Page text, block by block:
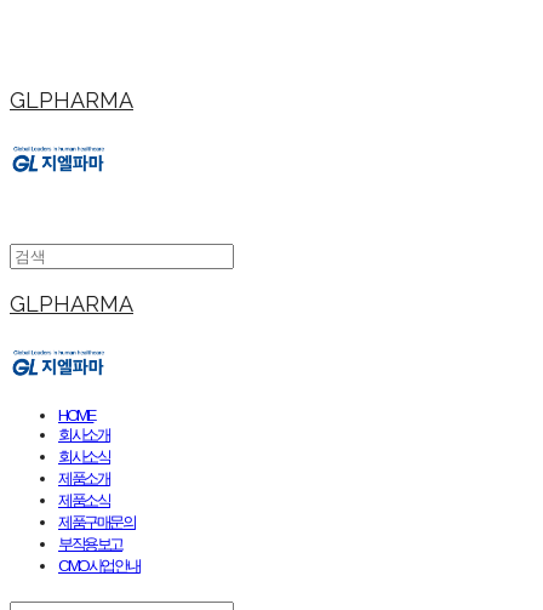
GLPHARMA
GLPHARMA
HOME
회사소개
회사소식
제품소개
제품소식
제품구매문의
부작용보고
CMO사업안내